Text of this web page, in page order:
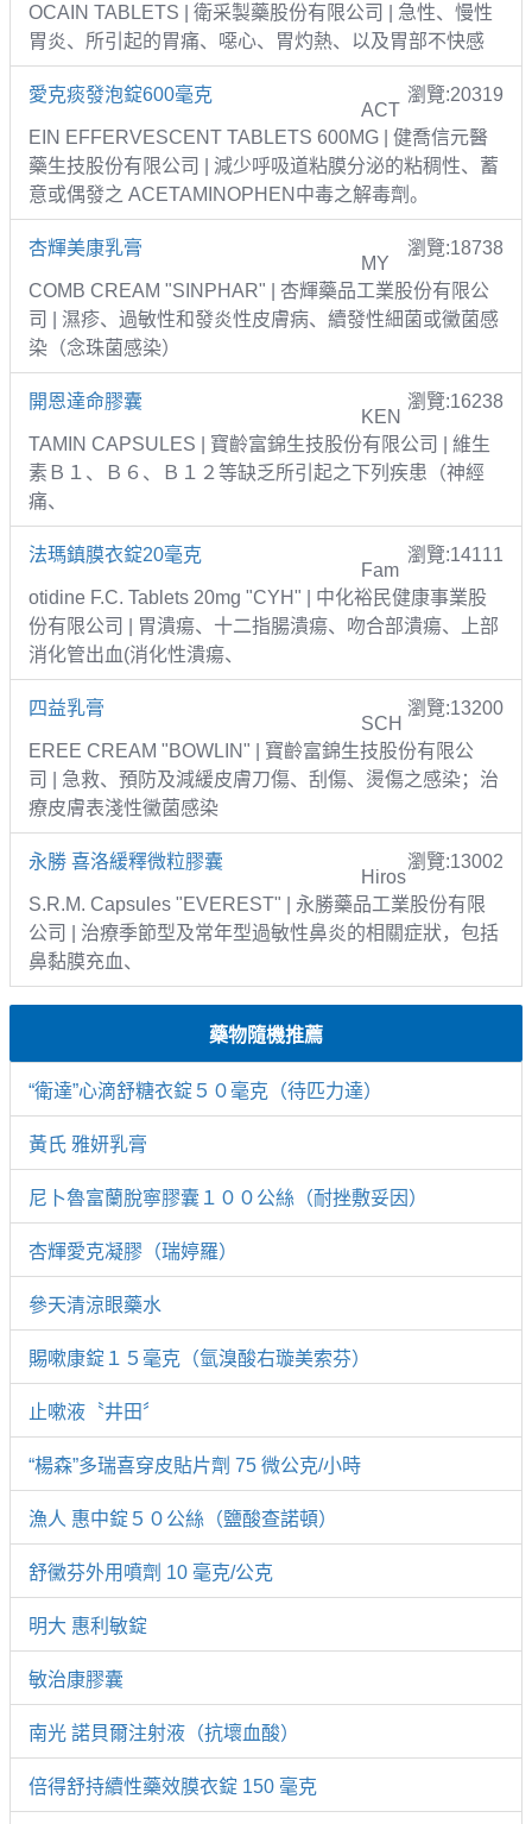
OCAIN TABLETS | 衛采製藥股份有限公司 | 急性、慢性
胃炎、所引起的胃痛、噁心、胃灼熱、以及胃部不快感
愛克痰發泡錠600毫克 瀏覽:20319
ACT
EIN EFFERVESCENT TABLETS 600MG | 健喬信元醫
藥生技股份有限公司 | 減少呼吸道粘膜分泌的粘稠性、蓄
意或偶發之 ACETAMINOPHEN中毒之解毒劑。
杏輝美康乳膏 瀏覽:18738
MY
COMB CREAM "SINPHAR" | 杏輝藥品工業股份有限公
司 | 濕疹、過敏性和發炎性皮膚病、續發性細菌或黴菌感
染（念珠菌感染）
開恩達命膠囊 瀏覽:16238
KEN
TAMIN CAPSULES | 寶齡富錦生技股份有限公司 | 維生
素Ｂ１、Ｂ６、Ｂ１２等缺乏所引起之下列疾患（神經
痛、
法瑪鎮膜衣錠20毫克 瀏覽:14111
Fam
otidine F.C. Tablets 20mg "CYH" | 中化裕民健康事業股
份有限公司 | 胃潰瘍、十二指腸潰瘍、吻合部潰瘍、上部
消化管出血(消化性潰瘍、
四益乳膏 瀏覽:13200
SCH
EREE CREAM "BOWLIN" | 寶齡富錦生技股份有限公
司 | 急救、預防及減緩皮膚刀傷、刮傷、燙傷之感染；治
療皮膚表淺性黴菌感染
永勝 喜洛緩釋微粒膠囊 瀏覽:13002
Hiros
S.R.M. Capsules "EVEREST" | 永勝藥品工業股份有限
公司 | 治療季節型及常年型過敏性鼻炎的相關症狀，包括
鼻黏膜充血、
藥物隨機推薦
“衛達”心滴舒糖衣錠５０毫克（待匹力達）
黃氏 雅妍乳膏
尼卜魯富蘭脫寧膠囊１００公絲（耐挫敷妥因）
杏輝愛克凝膠（瑞婷羅）
參天清涼眼藥水
賜嗽康錠１５毫克（氫溴酸右璇美索芬）
止嗽液〝井田〞
“楊森”多瑞喜穿皮貼片劑 75 微公克/小時
漁人 惠中錠５０公絲（鹽酸查諾頓）
舒黴芬外用噴劑 10 毫克/公克
明大 惠利敏錠
敏治康膠囊
南光 諾貝爾注射液（抗壞血酸）
倍得舒持續性藥效膜衣錠 150 毫克